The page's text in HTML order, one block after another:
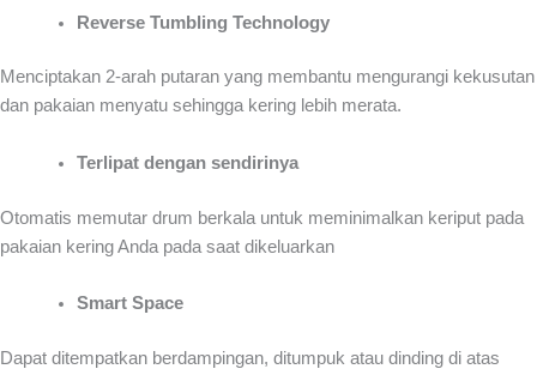
Reverse Tumbling Technology
Menciptakan 2-arah putaran yang membantu mengurangi kekusutan
dan pakaian menyatu sehingga kering lebih merata.
Terlipat dengan sendirinya
Otomatis memutar drum berkala untuk meminimalkan keriput pada
pakaian kering Anda pada saat dikeluarkan
Smart Space
Dapat ditempatkan berdampingan, ditumpuk atau dinding di atas